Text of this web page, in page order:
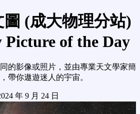
(成大物理分站)
Picture of the Day
的影像或照片，並由專業天文學家簡
帶你遨遊迷人的宇宙。
年 9 月 24 日